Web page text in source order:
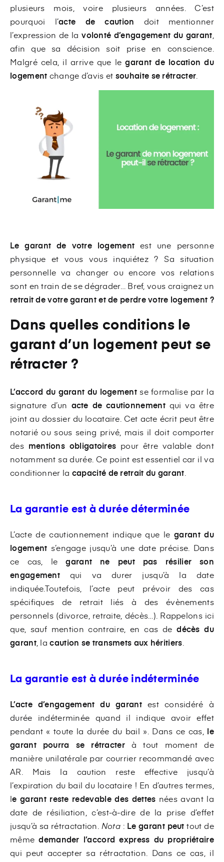
plusieurs mois, voire plusieurs années. C’est
pourquoi l’acte de caution doit mentionner
l’expression de lavolonté d’engagement du garant
afin que sa décision soit prise en conscience.
Malgré cela, il arrive que legarant de location du
logement change d’avis et souhaite se rétracter
Le garant de votre logement est une personne
physique et vous vous inquiétez ? Sa situation
personnelle va changer ou encore vos relations
sont en train de se dégrader… Bref, vous craignez un
retrait de votre garant et de perdre votre logement ?
Dans quelles conditions le
garant d’un logement peut se
rétracter ?
L’accord du garant du logement se formalise par la
signature d’un acte de cautionnementqui va être
joint au dossier du locataire. Cet acte écrit peut être
notarié ou sous seing privé, mais il doit comporter
des mentions obligatoires pour être valable dont
notamment sa durée. Ce point est essentiel car il va
conditionner la capacité de retrait du garant.
La garantie est à durée déterminée
L’acte de cautionnement indique que legarant du
logement s’engage jusqu’à une date précise. Dans
ce cas, legarant ne peut pas résilier son
engagement qui va durer jusqu’à la date
indiquée.Toutefois, l’acte peut prévoir des cas
spécifiques de retrait liés à des évènements
personnels (divorce, retraite, décès…). Rappelons ici
que, sauf mention contraire, en cas dedécès du
garant, lacaution se transmets aux héritiers.
La garantie est à durée indéterminée
L’acte d’engagement du garantest considéré à
durée indéterminée quand il indique avoir effet
pendant « toute la durée du bail ». Dans ce cas, le
garant pourra se rétracterà tout moment de
manière unilatérale par courrier recommandé avec
AR. Mais la caution reste effective jusqu’à
l’expiration du bail du locataire ! En d’autres termes,
le garant reste redevable des dettes nées avant la
date de résiliation, c’est-à-dire de la prise d’effet
jusqu’à sa rétractation. Nota: Le garant peut tout de
mêmedemander l’accord express du propriétaire
qui peut accepter sa rétractation. Dans ce cas, il